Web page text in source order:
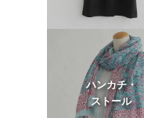
ハンカチ・
ストール